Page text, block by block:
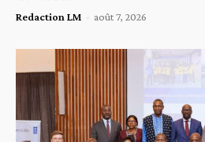
Redaction LM - août 7, 2026